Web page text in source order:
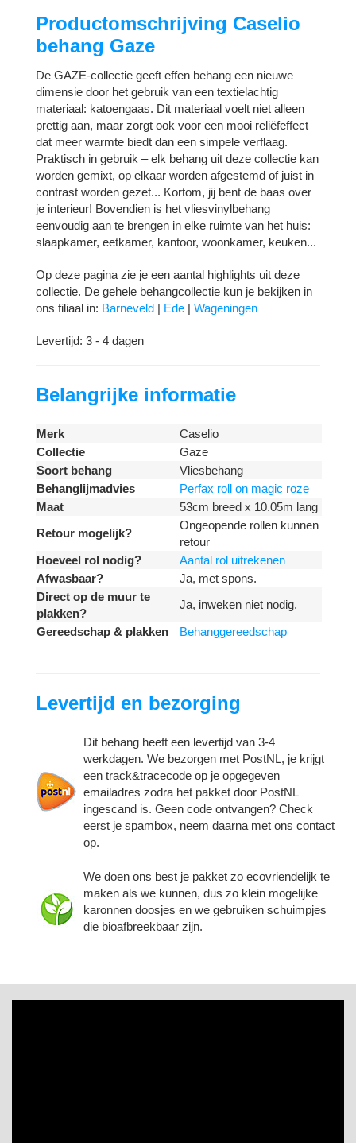
Productomschrijving Caselio
behang Gaze
De GAZE-collectie geeft effen behang een nieuwe
dimensie door het gebruik van een textielachtig
materiaal: katoengaas. Dit materiaal voelt niet alleen
prettig aan, maar zorgt ook voor een mooi reliëfeffect
dat meer warmte biedt dan een simpele verflaag.
Praktisch in gebruik – elk behang uit deze collectie kan
worden gemixt, op elkaar worden afgestemd of juist in
contrast worden gezet... Kortom, jij bent de baas over
je interieur! Bovendien is het vliesvinylbehang
eenvoudig aan te brengen in elke ruimte van het huis:
slaapkamer, eetkamer, kantoor, woonkamer, keuken...
Op deze pagina zie je een aantal highlights uit deze
collectie. De gehele behangcollectie kun je bekijken in
ons filiaal in: Barneveld | Ede | Wageningen
Levertijd: 3 - 4 dagen
Belangrijke informatie
Merk
Caselio
Collectie
Gaze
Soort behang
Vliesbehang
Behanglijmadvies
Perfax roll on magic roze
Maat
53cm breed x 10.05m lang
Retour mogelijk?
Ongeopende rollen kunnen
retour
Hoeveel rol nodig?
Aantal rol uitrekenen
Afwasbaar?
Ja, met spons.
Direct op de muur te
plakken?
Ja, inweken niet nodig.
Gereedschap & plakken
Behanggereedschap
Levertijd en bezorging
Dit behang heeft een levertijd van 3-4
werkdagen. We bezorgen met PostNL, je krijgt
een track&tracecode op je opgegeven
emailadres zodra het pakket door PostNL
ingescand is. Geen code ontvangen? Check
eerst je spambox, neem daarna met ons contact
op.
We doen ons best je pakket zo ecovriendelijk te
maken als we kunnen, dus zo klein mogelijke
karonnen doosjes en we gebruiken schuimpjes
die bioafbreekbaar zijn.